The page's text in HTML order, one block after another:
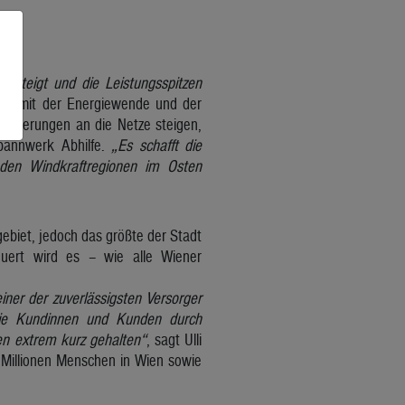
steigt und die Leistungsspitzen
mit der Energiewende und der
an die Netze steigen,
Abhilfe. „Es schafft die
Windkraftregionen im Osten
jedoch das größte der Stadt
wird es – wie alle Wiener
der zuverlässigsten Versorger
Kundinnen und Kunden durch
extrem kurz gehalten“, sagt Ulli
Menschen in Wien sowie